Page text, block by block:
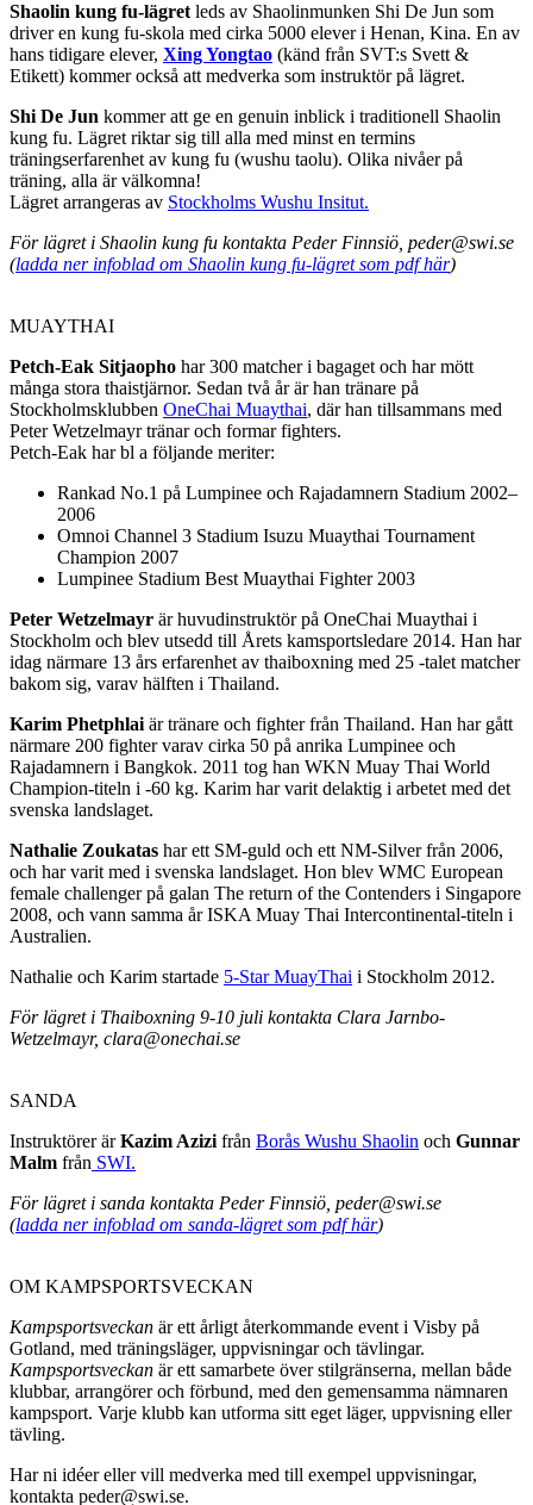
Shaolin kung fu-lägret leds av Shaolinmunken Shi De Jun som
driver en kung fu-skola med cirka 5000 elever i Henan, Kina. En av
hans tidigare elever, Xing Yongtao (känd från SVT:s Svett &
Etikett) kommer också att medverka som instruktör på lägret.
Shi De Jun kommer att ge en genuin inblick i traditionell Shaolin
kung fu. Lägret riktar sig till alla med minst en termins
träningserfarenhet av kung fu (wushu taolu). Olika nivåer på
träning, alla är välkomna!
Lägret arrangeras av Stockholms Wushu Insitut.
För lägret i Shaolin kung fu kontakta Peder Finnsiö, peder@swi.se
(ladda ner infoblad om Shaolin kung fu-lägret som pdf här)
MUAYTHAI
Petch-Eak Sitjaopho har 300 matcher i bagaget och har mött
många stora thaistjärnor. Sedan två år är han tränare på
Stockholmsklubben OneChai Muaythai, där han tillsammans med
Peter Wetzelmayr tränar och formar fighters.
Petch-Eak har bl a följande meriter:
Rankad No.1 på Lumpinee och Rajadamnern Stadium 2002–
2006
Omnoi Channel 3 Stadium Isuzu Muaythai Tournament
Champion 2007
Lumpinee Stadium Best Muaythai Fighter 2003
Peter Wetzelmayr är huvudinstruktör på OneChai Muaythai i
Stockholm och blev utsedd till Årets kamsportsledare 2014. Han har
idag närmare 13 års erfarenhet av thaiboxning med 25 -talet matcher
bakom sig, varav hälften i Thailand.
Karim Phetphlai är tränare och fighter från Thailand. Han har gått
närmare 200 fighter varav cirka 50 på anrika Lumpinee och
Rajadamnern i Bangkok. 2011 tog han WKN Muay Thai World
Champion-titeln i -60 kg. Karim har varit delaktig i arbetet med det
svenska landslaget.
Nathalie Zoukatas har ett SM-guld och ett NM-Silver från 2006,
och har varit med i svenska landslaget. Hon blev WMC European
female challenger på galan The return of the Contenders i Singapore
2008, och vann samma år ISKA Muay Thai Intercontinental-titeln i
Australien.
Nathalie och Karim startade 5-Star MuayThai i Stockholm 2012.
För lägret i Thaiboxning 9-10 juli kontakta Clara Jarnbo-
Wetzelmayr, clara@onechai.se
SANDA
Instruktörer ärKazim Azizi från Borås Wushu Shaolin och Gunnar
Malm från SWI.
För lägret i sanda kontakta Peder Finnsiö, peder@swi.se
(ladda ner infoblad om sanda-lägret som pdf här)
OM KAMPSPORTSVECKAN
Kampsportsveckan är ett årligt återkommande event i Visby på
Gotland, med träningsläger, uppvisningar och tävlingar.
Kampsportsveckan är ett samarbete över stilgränserna, mellan både
klubbar, arrangörer och förbund, med den gemensamma nämnaren
kampsport. Varje klubb kan utforma sitt eget läger, uppvisning eller
tävling.
Har ni idéer eller vill medverka med till exempel uppvisningar,
kontakta peder@swi.se.